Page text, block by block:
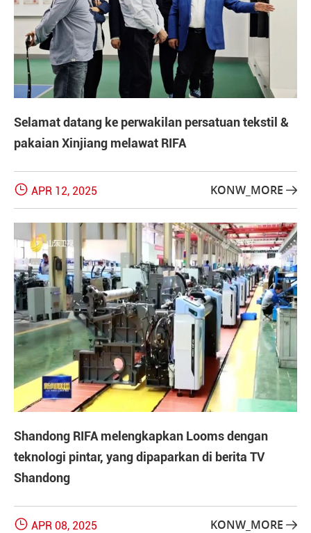
Selamat datang ke perwakilan persatuan tekstil &
pakaian Xinjiang melawat RIFA
 APR 12, 2025 KONW_MORE 
Shandong RIFA melengkapkan Looms dengan
teknologi pintar, yang dipaparkan di berita TV
Shandong
 APR 08, 2025 KONW_MORE 